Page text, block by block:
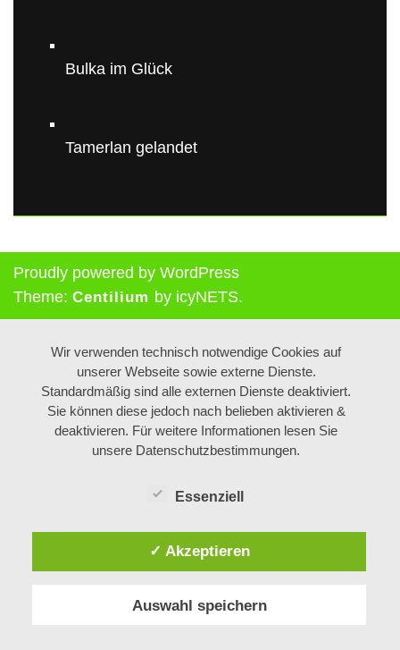
Bulka im Glück
Tamerlan gelandet
Proudly powered by WordPress
Theme: Centilium by icyNETS.
Wir verwenden technisch notwendige Cookies auf
unserer Webseite sowie externe Dienste.
Standardmäßig sind alle externen Dienste deaktiviert.
Sie können diese jedoch nach belieben aktivieren &
deaktivieren. Für weitere Informationen lesen Sie
unsere Datenschutzbestimmungen.
Essenziell
✓ Akzeptieren
Auswahl speichern